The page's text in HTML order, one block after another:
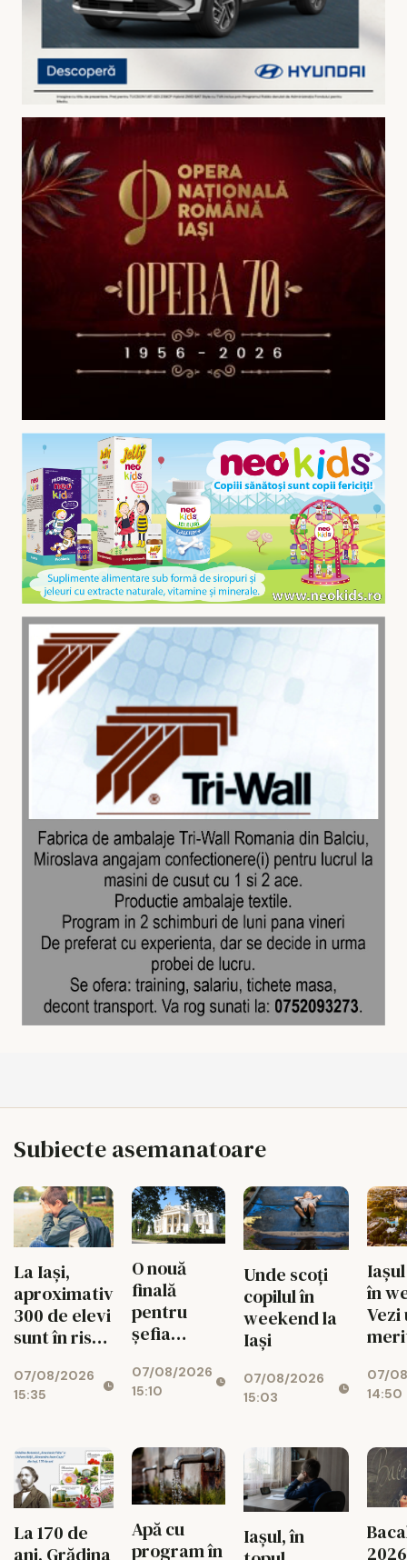
Subiecte asemanatoare
La Iași,
aproximativ
300 de elevi
sunt în risc
07/08/2026
15:35
O nouă
finală
pentru
șefia
Au rămas
doi
07/08/2026
15:10
Unde scoți
copilul în
weekend la
Iași
07/08/2026
15:03
în
Vezi
07/
14:50
La 170 de
ani, Grădina
Apă cu
program în
Iașul, în